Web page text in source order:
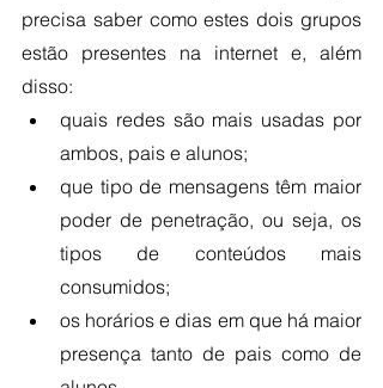
precisa saber como estes dois grupos
estão presentes na internet e, além
disso:
quais redes são mais usadas por
ambos, pais e alunos;
que tipo de mensagens têm maior
poder de penetração, ou seja, os
tipos de conteúdos mais
consumidos;
os horários e dias em que há maior
presença tanto de pais como de